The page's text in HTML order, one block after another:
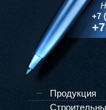
+7
Продукция